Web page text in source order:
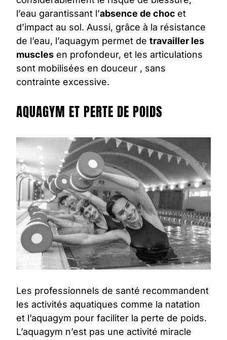
l’eau garantissant l’absence de choc et
d’impact au sol. Aussi, grâce à la résistance
de l’eau, l’aquagym permet detravailler les
muscles en profondeur, et les articulations
sont mobilisées en douceur , sans
contrainte excessive.
AQUAGYM ET PERTE DE POIDS
Les professionnels de santé recommandent
les activités aquatiques comme la natation
et l’aquagym pour faciliter la perte de poids.
L’aquagym n’est pas une activité miracle